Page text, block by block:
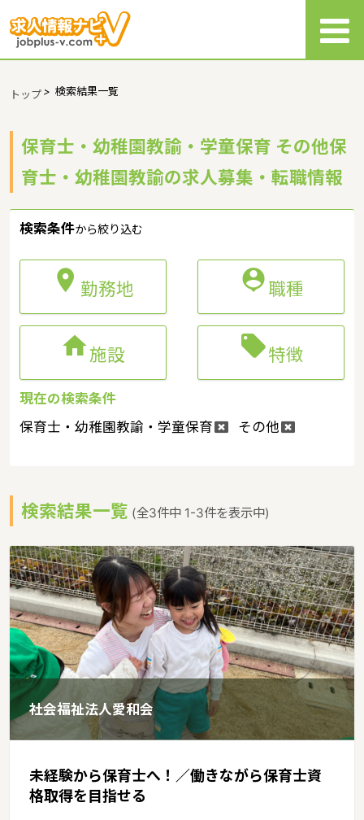
トップ> 検索結果一覧
保育士・幼稚園教諭・学童保育 その他保
育士・幼稚園教諭の求人募集・転職情報
検索条件から絞り込む
 勤務地 職種
施設 特徴
現在の検索条件
保育士・幼稚園教諭・学童保育
その他
検索結果一覧 (全3件中 1-3件を表示中)
社会福祉法人愛和会
未経験から保育士へ！／働きながら保育士資
格取得を目指せる